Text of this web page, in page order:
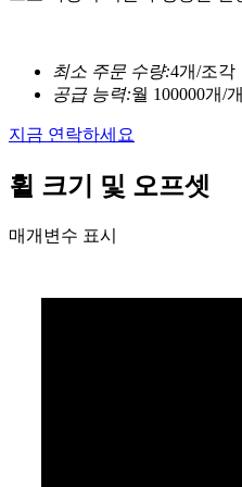
최소 주문 수량:4개/조각
공급 능력:월 100000개/개
지금 연락하세요
휠 크기 및 오프셋
매개변수 표시